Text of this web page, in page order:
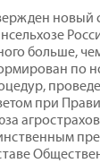
новый
больше,
по
при